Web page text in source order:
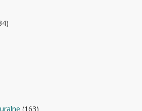
(163)